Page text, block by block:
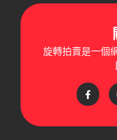
旋轉拍賣是一個